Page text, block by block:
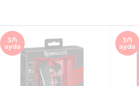
3₼
ayda
3₼
ayda